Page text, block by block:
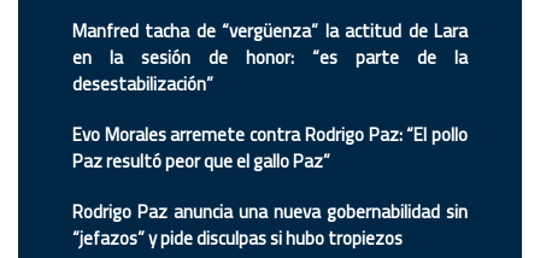
Manfred tacha de “vergüenza” la actitud de Lara
en la sesión de honor: “es parte de la
desestabilización”
Evo Morales arremete contra Rodrigo Paz: “El pollo
Paz resultó peor que el gallo Paz”
Rodrigo Paz anuncia una nueva gobernabilidad sin
“jefazos” y pide disculpas si hubo tropiezos